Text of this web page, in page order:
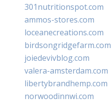
301nutritionspot.com
ammos-stores.com
loceanecreations.com
birdsongridgefarm.com
joiedevivblog.com
valera-amsterdam.com
libertybrandhemp.com
norwoodinnwi.com